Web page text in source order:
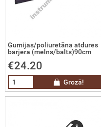
Gumijas/poliuretāna atdures
barjera (melns/balts)90cm
€24.20
Grozā!
projekcijas nivelieri
kalibrēšana
iekārtas,
gāze metināšanai